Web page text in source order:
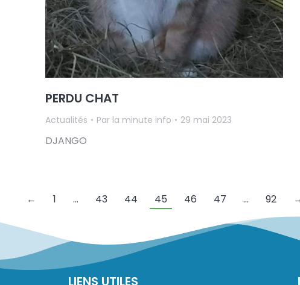
PERDU CHAT
Actualités Par la minute info 29 mai 2023
DJANGO
← 1 … 43 44 45 46 47 … 92
LIENS UTILES